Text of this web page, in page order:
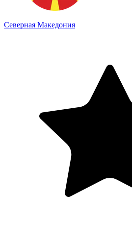
Северная Македония